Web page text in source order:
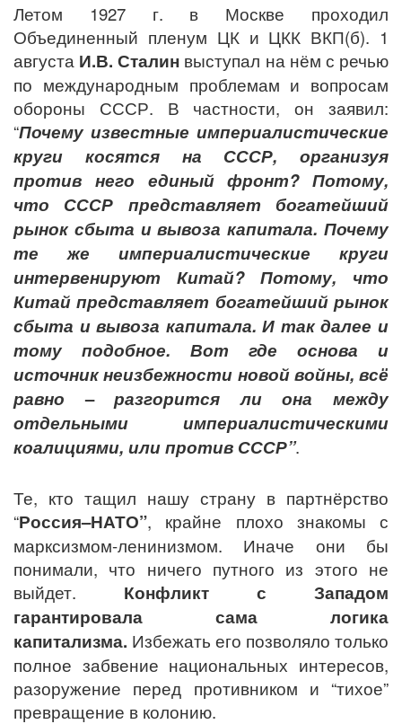
Летом 1927 г. в Москве проходил
Объединенный пленум ЦК и ЦКК ВКП(б). 1
августа И.В. Сталин выступал на нём с речью
по международным проблемам и вопросам
обороны СССР. В частности, он заявил:
“Почему известные империалистические
круги косятся на СССР, организуя
против него единый фронт? Потому,
что СССР представляет богатейший
рынок сбыта и вывоза капитала. Почему
те же империалистические круги
интервенируют Китай? Потому, что
Китай представляет богатейший рынок
сбыта и вывоза капитала. И так далее и
тому подобное. Вот где основа и
источник неизбежности новой войны, всё
равно–разгорится ли она между
отдельными империалистическими
коалициями, или против СССР”.
Те, кто тащил нашу страну в партнёрство
“Россия–НАТО”, крайне плохо знакомы с
марксизмом-ленинизмом. Иначе они бы
понимали, что ничего путного из этого не
выйдет. Конфликт с Западом
гарантировала сама логика
капитализма. Избежать его позволяло только
полное забвение национальных интересов,
разоружение перед противником и “тихое”
превращение в колонию.